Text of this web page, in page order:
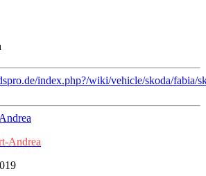
index.php?/wiki/vehicle/skoda/fabia/
Andrea